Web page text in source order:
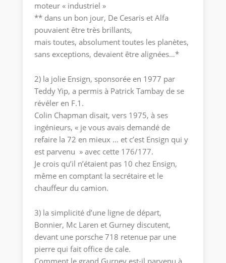
moteur « industriel »
** dans un bon jour, De Cesaris et Alfa
pouvaient être très brillants,
mais toutes, absolument toutes les planètes,
sans exceptions, devaient être alignées…*
2) la jolie Ensign, sponsorée en 1977 par
Teddy Yip, a permis à Patrick Tambay de se
révéler en F.1.
Colin Chapman disait, vers 1975, à ses
ingénieurs, « je vous avais demandé de
refaire la 72 en mieux … et c’est Ensign qui y
est parvenu » avec cette 176/177.
Je crois qu’il n’étaient pas 10 chez Ensign,
même en comptant la secrétaire et le
chauffeur du camion.
3) la simplicité d’une ligne de départ,
Bonnier, Mc Laren et Gurney discutent,
devant une porsche 718 retenue par une
pierre qui fait office de cale.